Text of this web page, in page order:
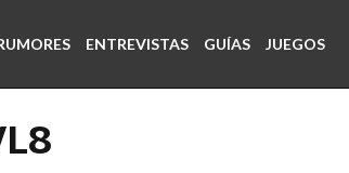
ENTREVISTAS GUÍAS JUEGOS